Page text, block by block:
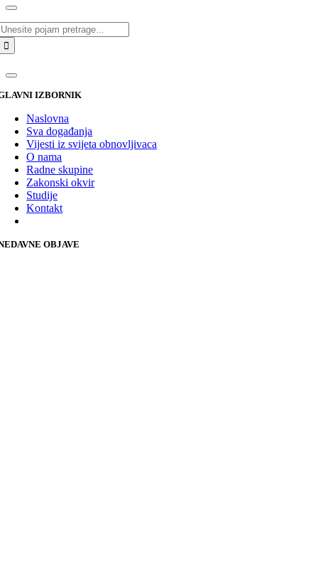
IZBORNIK
Naslovna
Sva događanja
Vijesti iz svijeta obnovljivaca
O nama
Radne skupine
Zakonski okvir
Studije
Kontakt
OBJAVE